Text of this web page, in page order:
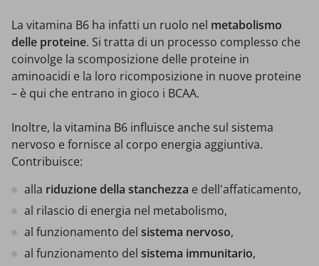
La vitamina B6 ha infatti un ruolo nel metabolismo
delle proteine. Si tratta di un processo complesso che
coinvolge la scomposizione delle proteine in
aminoacidi e la loro ricomposizione in nuove proteine
– è qui che entrano in gioco i BCAA.
Inoltre, la vitamina B6 influisce anche sul sistema
nervoso e fornisce al corpo energia aggiuntiva.
Contribuisce:
alla riduzione della stanchezza e dell'affaticamento,
al rilascio di energia nel metabolismo,
al funzionamento del sistema nervoso,
al funzionamento del sistema immunitario,